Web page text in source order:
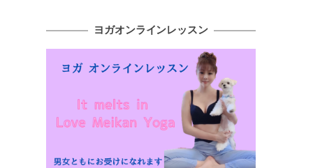
ヨガオンラインレッスン